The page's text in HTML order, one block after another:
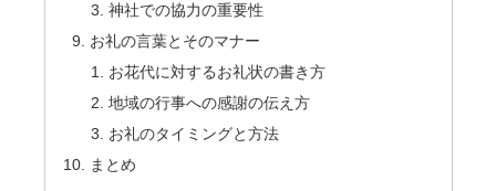
神社での協力の重要性
お礼の言葉とそのマナー
お花代に対するお礼状の書き方
地域の行事への感謝の伝え方
お礼のタイミングと方法
まとめ